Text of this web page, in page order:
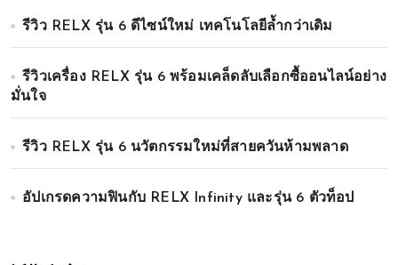
รีวิว RELX รุ่น 6 ดีไซน์ใหม่ เทคโนโลยีล้ำกว่าเดิม
รีวิวเครื่อง RELX รุ่น 6 พร้อมเคล็ดลับเลือกซื้ออนไลน์อย่าง
มั่นใจ
รีวิว RELX รุ่น 6 นวัตกรรมใหม่ที่สายควันห้ามพลาด
อัปเกรดความฟินกับ RELX Infinity และรุ่น 6 ตัวท็อป